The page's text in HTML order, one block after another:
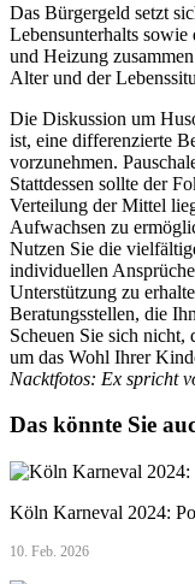
Das Bürgergeld setzt
Lebensunterhalts
und Heizung
Alter und der
Die Diskussion um
ist, eine differenzierte
vorzunehmen.
Stattdessen sollte der
Verteilung der Mittel
Aufwachsen zu
Nutzen Sie die
individuellen
Unterstützung zu
Beratungsstellen, die
Scheuen Sie sich nicht,
um das Wohl Ihrer
Nacktfotos: Ex spricht
Das könnte Sie
Köln Karneval 2024:
10. Feb. 2026